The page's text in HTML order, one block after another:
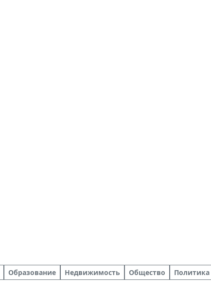
Образование Недвижимость Общество Политика